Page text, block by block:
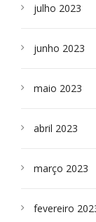
julho 2023
junho 2023
maio 2023
abril 2023
março 2023
fevereiro